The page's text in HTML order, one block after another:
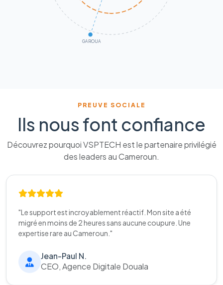
GAROUA
PREUVE SOCIALE
Ils nous font confiance
Découvrez pourquoi VSPTECH est le partenaire privilégié
des leaders au Cameroun.
"Le support est incroyablement réactif. Mon site a été
migré en moins de 2 heures sans aucune coupure. Une
expertise rare au Cameroun."
Jean-Paul N.
CEO, Agence Digitale Douala